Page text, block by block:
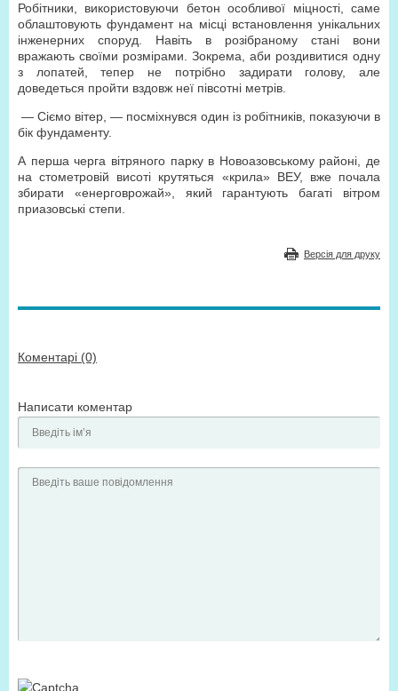
Робітники, використовуючи бетон особливої міцності, саме
облаштовують фундамент на місці встановлення унікальних
інженерних споруд. Навіть в розібраному стані вони
вражають своїми розмірами. Зокрема, аби роздивитися одну
з лопатей, тепер не потрібно задирати голову, але
доведеться пройти вздовж неї півсотні метрів.
— Сіємо вітер, — посміхнувся один із робітників, показуючи в
бік фундаменту.
А перша черга вітряного парку в Новоазовському районі, де
на стометровій висоті крутяться «крила» ВЕУ, вже почала
збирати «енерговрожай», який гарантують багаті вітром
приазовські степи.
Версія для друку
Коментарі (0)
Написати коментар